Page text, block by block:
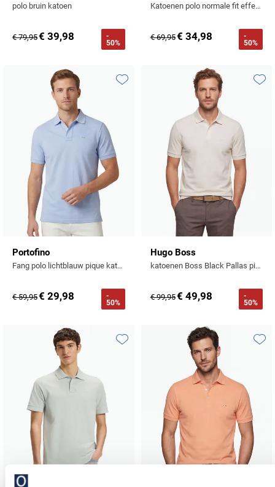
polo bruin katoen
€ 79,95€ 39,98
-
50%
Katoenen polo normale fit effen lichtblauw
€ 69,95€ 34,98
-
50%
Portofino
Fang polo lichtblauw pique katoen 3-knoops
€ 59,95€ 29,98
-
50%
Toevoegen aan favorieten
Hugo Boss
katoenen Boss Black Pallas pique polo beige effen katoen
€ 99,95€ 49,98
-
50%
Toevoegen aan favorieten